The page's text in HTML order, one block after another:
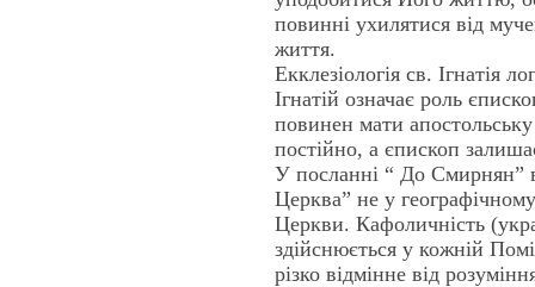
повинні ухилятися від
життя.
Екклезіологія св. Ігнатія
Ігнатій означає роль
повинен мати
постійно, а єпископ
У посланні “ До Смирнян”
Церква” не у
Церкви. Кафоличність
здійснюється у кожній
різко відмінне від